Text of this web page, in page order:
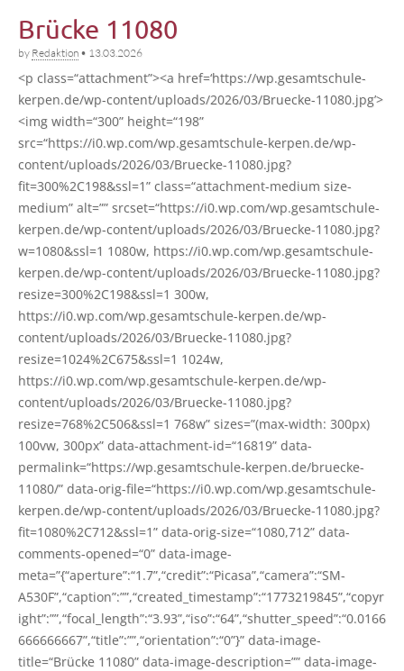
Brücke 11080
by Redaktion • 13.03.2026
<p class=“attachment”><a href=‘https://wp.gesamtschule-
kerpen.de/wp-content/uploads/2026/03/Bruecke-11080.jpg’>
<img width=“300” height=“198”
src=“https://i0.wp.com/wp.gesamtschule-kerpen.de/wp-
content/uploads/2026/03/Bruecke-11080.jpg?
fit=300%2C198&ssl=1” class=“attachment-medium size-
medi­um” alt=”” srcset=“https://i0.wp.com/wp.gesamtschule-
kerpen.de/wp-content/uploads/2026/03/Bruecke-11080.jpg?
w=1080&ssl=1 1080w, https://i0.wp.com/wp.gesamtschule-
kerpen.de/wp-content/uploads/2026/03/Bruecke-11080.jpg?
resize=300%2C198&ssl=1 300w,
https://i0.wp.com/wp.gesamtschule-kerpen.de/wp-
content/uploads/2026/03/Bruecke-11080.jpg?
resize=1024%2C675&ssl=1 1024w,
https://i0.wp.com/wp.gesamtschule-kerpen.de/wp-
content/uploads/2026/03/Bruecke-11080.jpg?
resize=768%2C506&ssl=1 768w” sizes=”(max-width: 300px)
100vw, 300px” data-attachment-id=“16819” data-
permalink=“https://wp.gesamtschule-kerpen.de/bruecke-
11080/” data-orig-file=“https://i0.wp.com/wp.gesamtschule-
kerpen.de/wp-content/uploads/2026/03/Bruecke-11080.jpg?
fit=1080%2C712&ssl=1” data-orig-size=“1080,712” data-
comments-opened=“0” data-image-
meta=”{“aperture”:“1.7”,“credit”:“Picasa”,“camera”:“SM-
A530F”,“caption”:””,“created_timestamp”:“1773219845”,“copyr
ight”:””,“focal_length”:“3.93”,“iso”:“64”,“shutter_speed”:“0.0166
666666667”,“title”:””,“orientation”:“0”}” data-image-
title=“Brücke 11080” data-image-descrip­ti­on=”” data-image-